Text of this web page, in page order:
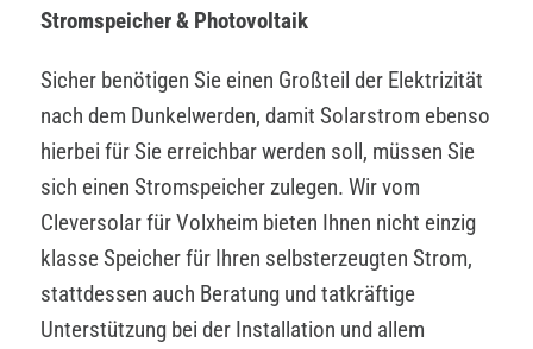
Stromspeicher & Photovoltaik
Sicher benötigen Sie einen Großteil der Elektrizität
nach dem Dunkelwerden, damit Solarstrom ebenso
hierbei für Sie erreichbar werden soll, müssen Sie
sich einen Stromspeicher zulegen. Wir vom
Cleversolar für Volxheim bieten Ihnen nicht einzig
klasse Speicher für Ihren selbsterzeugten Strom,
stattdessen auch Beratung und tatkräftige
Unterstützung bei der Installation und allem